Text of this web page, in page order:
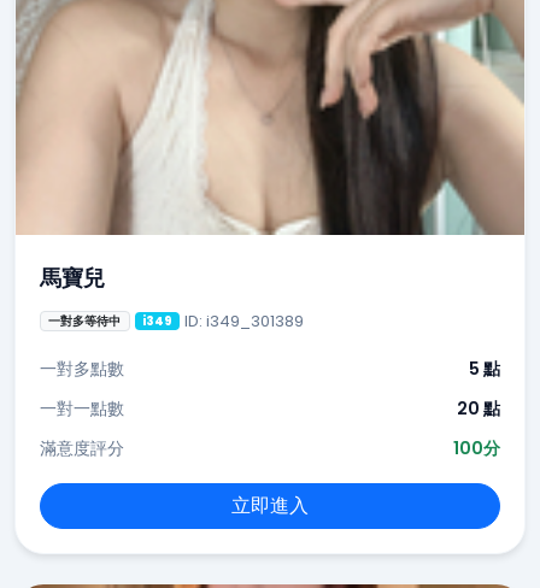
馬寶兒
一對多等待中 i349 ID: i349_301389
一對多點數
5 點
一對一點數
20 點
滿意度評分
100分
立即進入